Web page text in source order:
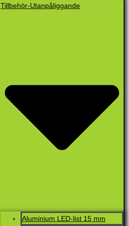
Tillbehör-Utanpåliggande
Aluminium LED-list 15 mm